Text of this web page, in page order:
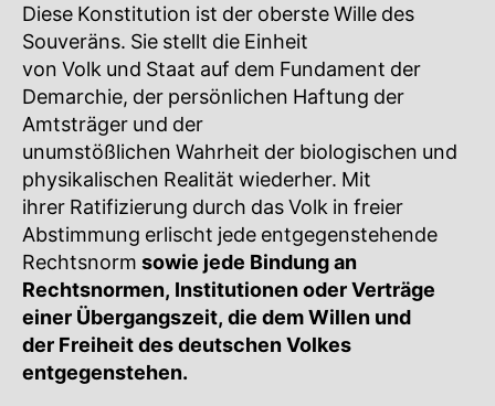
Diese Konstitution ist der oberste Wille des
Souveräns. Sie stellt die Einheit
von Volk und Staat auf dem Fundament der
Demarchie, der persönlichen Haftung der
Amtsträger und der
unumstößlichen Wahrheit der biologischen und
physikalischen Realität wiederher. Mit
ihrer Ratifizierung durch das Volk in freier
Abstimmung erlischt jede entgegenstehende
Rechtsnorm sowie jede Bindung an
Rechtsnormen, Institutionen oder Verträge
einer Übergangszeit, die dem Willen und
der Freiheit des deutschen Volkes
entgegenstehen.